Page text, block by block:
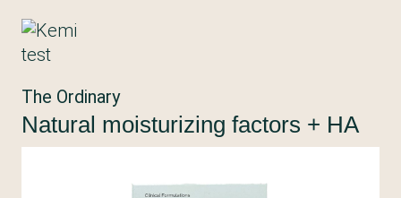
The Ordinary
Natural moisturizing factors + HA